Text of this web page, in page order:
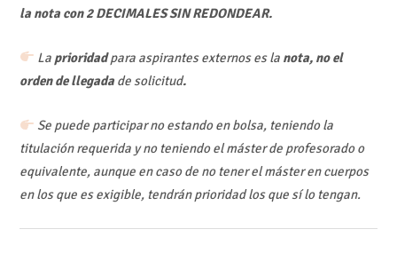
la nota con2 DECIMALES SIN REDONDEAR.
La prioridadpara aspirantes externos es la nota, no el
orden de llegadade solicitud.
Se puede participar no estando en bolsa, teniendo la
titulación requerida y no teniendo el máster de profesorado o
equivalente, aunque en caso de no tener el máster en cuerpos
en los que es exigible, tendrán prioridad los que sí lo tengan.